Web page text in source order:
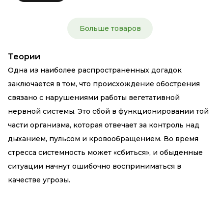
Больше товаров
Теории
Одна из наиболее распространенных догадок
заключается в том, что происхождение обострения
связано с нарушениями работы вегетативной
нервной системы. Это сбой в функционировании той
части организма, которая отвечает за контроль над
дыханием, пульсом и кровообращением. Во время
стресса системность может «сбиться», и обыденные
ситуации начнут ошибочно восприниматься в
качестве угрозы.